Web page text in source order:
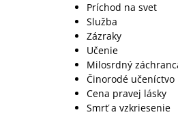
Príchod na svet
Služba
Zázraky
Učenie
Milosrdný
Činorodé učeníctvo
Cena pravej lásky
Smrť a vzkriesenie